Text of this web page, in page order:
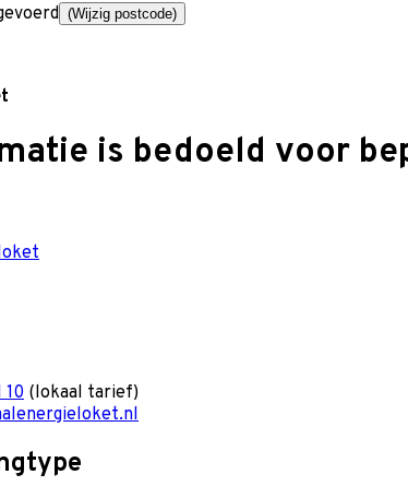
(Wijzig postcode)
is bedoeld voor
10 (lokaal tarief)